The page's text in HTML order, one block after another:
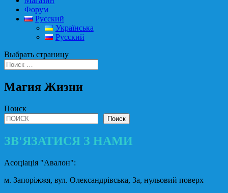
Форум
Русский
Українська
Русский
Выбрать страницу
Магия Жизни
Поиск
Поиск
ЗВ'ЯЗАТИСЯ З НАМИ
Асоціація "Авалон":
м. Запоріжжя, вул. Олександрівська, 3а, нульовий поверх